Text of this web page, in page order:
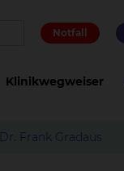
Notfall
Klinikwegweiser
Dr. Frank Gradaus